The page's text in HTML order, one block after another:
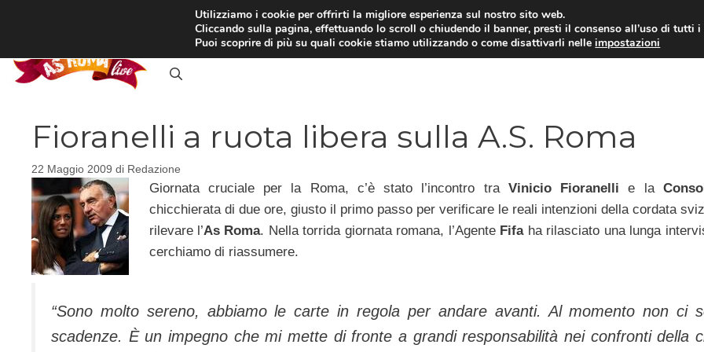
RASSEGNA STAMPA INTERVISTE CALCIOMERCATO CAMPIONATO
Fioranelli a ruota libera sulla A.S. Roma
22 Maggio 2009 di Redazione
Giornata cruciale per la Roma, c’è stato l’incontro tra Vinicio Fioranelli e la
chicchierata di due ore, giusto il primo passo per verificare le reali intenzioni della cordata
rilevare l’As Roma. Nella torrida giornata romana, l’Agente Fifaha rilasciato una lunga
cerchiamo di riassumere.
“Sono molto sereno, abbiamo le carte in regola per andare avanti. Al momento non ci
scadenze. È un impegno che mi mette di fronte a grandi responsabilità nei confronti della
Utilizziamo i cookie per offrirti la migliore esperienza sul nostro sito web.
Cliccando sulla pagina, effettuando lo scroll o chiudendo il banner, presti il consenso all’uso di tutti i
Puoi scoprire di più su quali cookie stiamo utilizzando o come disattivarli nelleimpostazioni